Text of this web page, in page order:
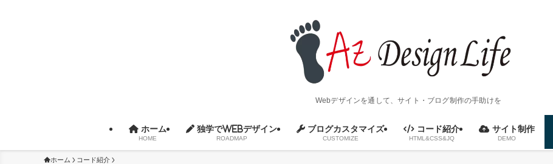
Webデザインを通して、サイト・ブログ制作の手助けを
ホーム
HOME
独学でWebデザイン
ROADMAP
ブログカスタマイズ
CUSTOMIZE
コード紹介
HTML&CSS&JQ
サイト制作
DEMO
ホーム コード紹介